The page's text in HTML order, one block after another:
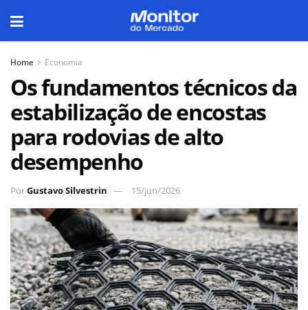
Home Economia
Os fundamentos técnicos da
estabilização de encostas
para rodovias de alto
desempenho
PorGustavo Silvestrin 15/jun/2026